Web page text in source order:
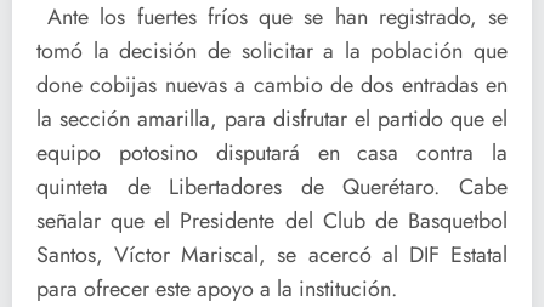
Ante los fuertes fríos que se han registrado, se
tomó la decisión de solicitar a la población que
done cobijas nuevas a cambio de dos entradas en
la sección amarilla, para disfrutar el partido que el
equipo potosino disputará en casa contra la
quinteta de Libertadores de Querétaro. Cabe
señalar que el Presidente del Club de Basquetbol
Santos, Víctor Mariscal, se acercó al DIF Estatal
para ofrecer este apoyo a la institución.